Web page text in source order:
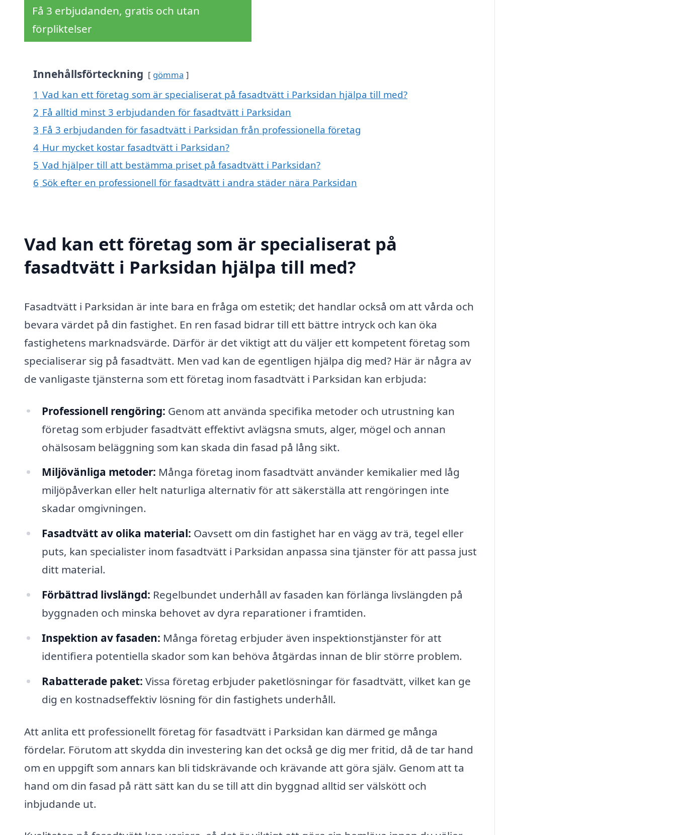
Få 3 erbjudanden, gratis och utan
förpliktelser
Innehållsförteckning gömma
1 Vad kan ett företag som är specialiserat på fasadtvätt i Parksidan hjälpa till med?
2 Få alltid minst 3 erbjudanden för fasadtvätt i Parksidan
3 Få 3 erbjudanden för fasadtvätt i Parksidan från professionella företag
4 Hur mycket kostar fasadtvätt i Parksidan?
5 Vad hjälper till att bestämma priset på fasadtvätt i Parksidan?
6 Sök efter en professionell för fasadtvätt i andra städer nära Parksidan
Vad kan ett företag som är specialiserat på
fasadtvätt i Parksidan hjälpa till med?
Fasadtvätt i Parksidan är inte bara en fråga om estetik; det handlar också om att vårda och
bevara värdet på din fastighet. En ren fasad bidrar till ett bättre intryck och kan öka
fastighetens marknadsvärde. Därför är det viktigt att du väljer ett kompetent företag som
specialiserar sig på fasadtvätt. Men vad kan de egentligen hjälpa dig med? Här är några av
de vanligaste tjänsterna som ett företag inom fasadtvätt i Parksidan kan erbjuda:
Professionell rengöring: Genom att använda specifika metoder och utrustning kan
företag som erbjuder fasadtvätt effektivt avlägsna smuts, alger, mögel och annan
ohälsosam beläggning som kan skada din fasad på lång sikt.
Miljövänliga metoder: Många företag inom fasadtvätt använder kemikalier med låg
miljöpåverkan eller helt naturliga alternativ för att säkerställa att rengöringen inte
skadar omgivningen.
Fasadtvätt av olika material: Oavsett om din fastighet har en vägg av trä, tegel eller
puts, kan specialister inom fasadtvätt i Parksidan anpassa sina tjänster för att passa just
ditt material.
Förbättrad livslängd: Regelbundet underhåll av fasaden kan förlänga livslängden på
byggnaden och minska behovet av dyra reparationer i framtiden.
Inspektion av fasaden: Många företag erbjuder även inspektionstjänster för att
identifiera potentiella skador som kan behöva åtgärdas innan de blir större problem.
Rabatterade paket: Vissa företag erbjuder paketlösningar för fasadtvätt, vilket kan ge
dig en kostnadseffektiv lösning för din fastighets underhåll.
Att anlita ett professionellt företag för fasadtvätt i Parksidan kan därmed ge många
fördelar. Förutom att skydda din investering kan det också ge dig mer fritid, då de tar hand
om en uppgift som annars kan bli tidskrävande och krävande att göra själv. Genom att ta
hand om din fasad på rätt sätt kan du se till att din byggnad alltid ser välskött och
inbjudande ut.